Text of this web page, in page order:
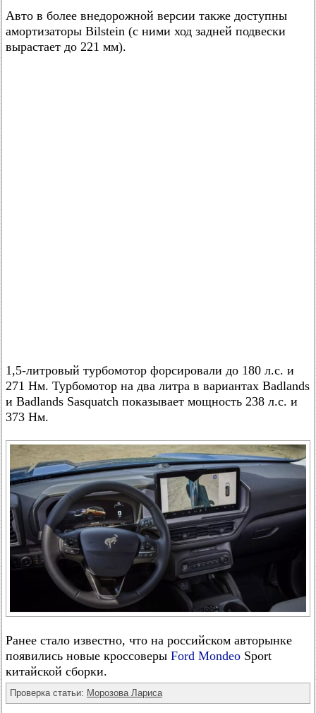
Авто в более внедорожной версии также доступны
амортизаторы Bilstein (с ними ход задней подвески
вырастает до 221 мм).
1,5-литровый турбомотор форсировали до 180 л.с. и
271 Нм. Турбомотор на два литра в вариантах Badlands
и Badlands Sasquatch показывает мощность 238 л.с. и
373 Нм.
Ранее стало известно, что на российском авторынке
появились новые кроссоверы Ford Mondeo Sport
китайской сборки.
Проверка статьи: Морозова Лариса